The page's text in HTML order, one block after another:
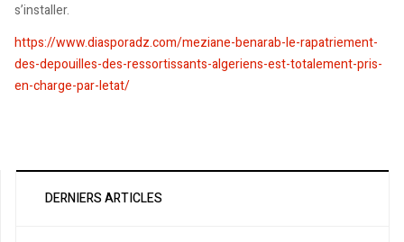
s’installer.
https://www.diasporadz.com/meziane-benarab-le-rapatriement-
des-depouilles-des-ressortissants-algeriens-est-totalement-pris-
en-charge-par-letat/
DERNIERS ARTICLES